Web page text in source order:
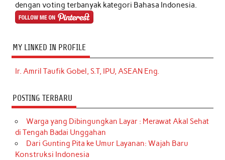
dengan voting terbanyak kategori Bahasa Indonesia.
MY LINKED IN PROFILE
Ir. Amril Taufik Gobel, S.T, IPU, ASEAN Eng.
POSTING TERBARU
Warga yang Dibingungkan Layar : Merawat Akal Sehat
di Tengah Badai Unggahan
Dari Gunting Pita ke Umur Layanan: Wajah Baru
Konstruksi Indonesia